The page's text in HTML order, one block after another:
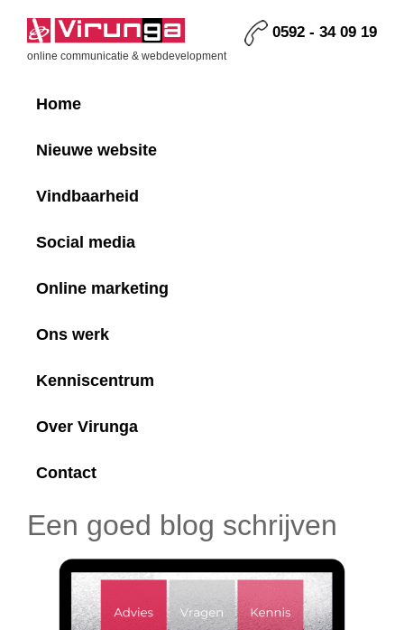
primary
primaryVirunga
online communicatie & webdevelopment
0592 - 34 09 19
Home
Nieuwe website
Vindbaarheid
Social media
Online marketing
Ons werk
Kenniscentrum
Over Virunga
Contact
Een goed blog schrijven